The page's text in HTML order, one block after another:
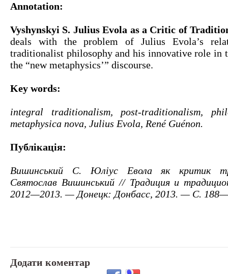
Annotation:
Vyshynskyi S. Julius Evola as a Critic of
deals with the problem of Julius Evola’s
traditionalist philosophy and his innovative role in
the “new metaphysics’” discourse.
Key words:
integral traditionalism, post-traditionalism,
metaphysica nova, Julius Evola, René Guénon.
Публікація:
Вишинський С. Юліус Евола як критик
Святослав Вишинський // Традиция и
2012—2013. — Донецк: Донбасс, 2013. — С.
Додати коментар